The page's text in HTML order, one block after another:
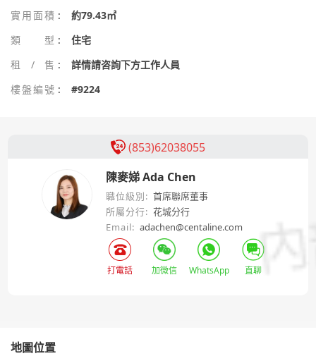
實用面積 :
約79.43㎡
類型 :
住宅
租/售 :
詳情請咨詢下方工作人員
樓盤編號 : #9224
(853)62038055
陳麥娣 Ada Chen
職位級別: 首席聯席董事
所屬分行: 花城分行
Email: adachen@centaline.com
打電話 加微信 WhatsApp 直聊
地圖位置